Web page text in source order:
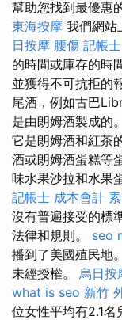
幫助您找到最優惠
東海按摩 我們網站
日按摩 腰傷 記帳
的時間或庫存的時
並獲得不可抗拒的
尾酒，例如古巴
是由朗姆酒製成的。
它是朗姆酒和紅茶
酒或朗姆酒蛋糕等
味水果沙拉和水果
記帳士 成本會計
沒有普遍接受的標
法律和規則。 seo
播到了美國殖民地
未經授權。 烏日按
what is seo 新竹
位女性平均有2.1名